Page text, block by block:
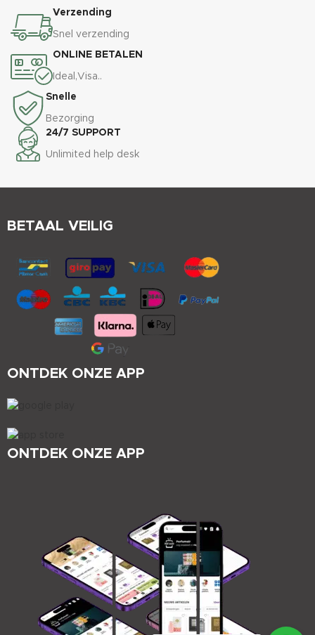
Verzending
Snel verzending
ONLINE BETALEN
Ideal,Visa..
Snelle
Bezorging
24/7 SUPPORT
Unlimited help desk
ONTDEK ONZE APP
ONTDEK ONZE APP
BETAAL VEILIG